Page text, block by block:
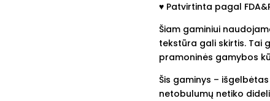
♥︎ Patvirtinta pagal
Šiam gaminiui
tekstūra gali skirtis. Tai
pramoninės gamybos
Šis gaminys –
netobulumų netiko